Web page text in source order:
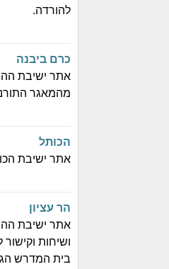
להורדה.
כרם ביבנה
אתר ישיבת
מהמאגר
הכותל
אתר ישיבת
הר עציון
אתר ישיבת
ושיחות
בית המדרש